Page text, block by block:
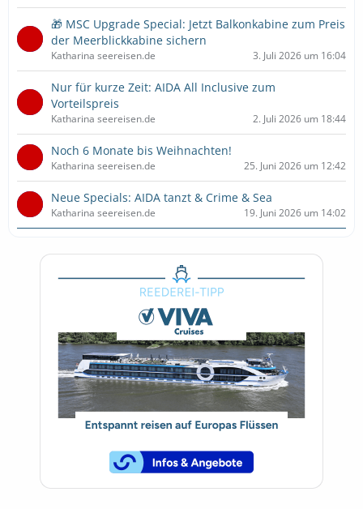
🎁 MSC Upgrade Special: Jetzt Balkonkabine zum Preis
der Meerblickkabine sichern
Katharina seereisen.de 3. Juli 2026 um 16:04
Nur für kurze Zeit: AIDA All Inclusive zum
Vorteilspreis
Katharina seereisen.de 2. Juli 2026 um 18:44
Noch 6 Monate bis Weihnachten!
Katharina seereisen.de 25. Juni 2026 um 12:42
Neue Specials: AIDA tanzt & Crime & Sea
Katharina seereisen.de 19. Juni 2026 um 14:02